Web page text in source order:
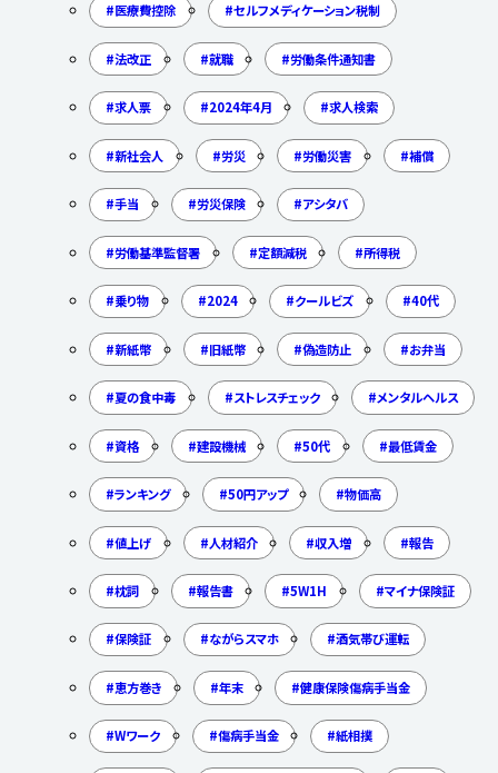
医療費控除 セルフメディケーション税制
法改正 就職 労働条件通知書
求人票 2024年4月 求人検索
新社会人 労災 労働災害 補償
手当 労災保険 アシタバ
労働基準監督署 定額減税 所得税
乗り物 2024 クールビズ 40代
新紙幣 旧紙幣 偽造防止 お弁当
夏の食中毒 ストレスチェック メンタルヘルス
資格 建設機械 50代 最低賃金
ランキング 50円アップ 物価高
値上げ 人材紹介 収入増 報告
枕詞 報告書 5W1H マイナ保険証
保険証 ながらスマホ 酒気帯び運転
恵方巻き 年末 健康保険傷病手当金
Wワーク 傷病手当金 紙相撲